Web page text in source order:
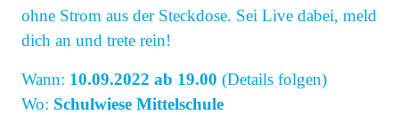
ohne Strom aus der Steckdose. Sei Live dabei, meld
dich an und trete rein!
Wann: 10.09.2022 ab 19.00 (Details folgen)
Wo: Schulwiese Mittelschule